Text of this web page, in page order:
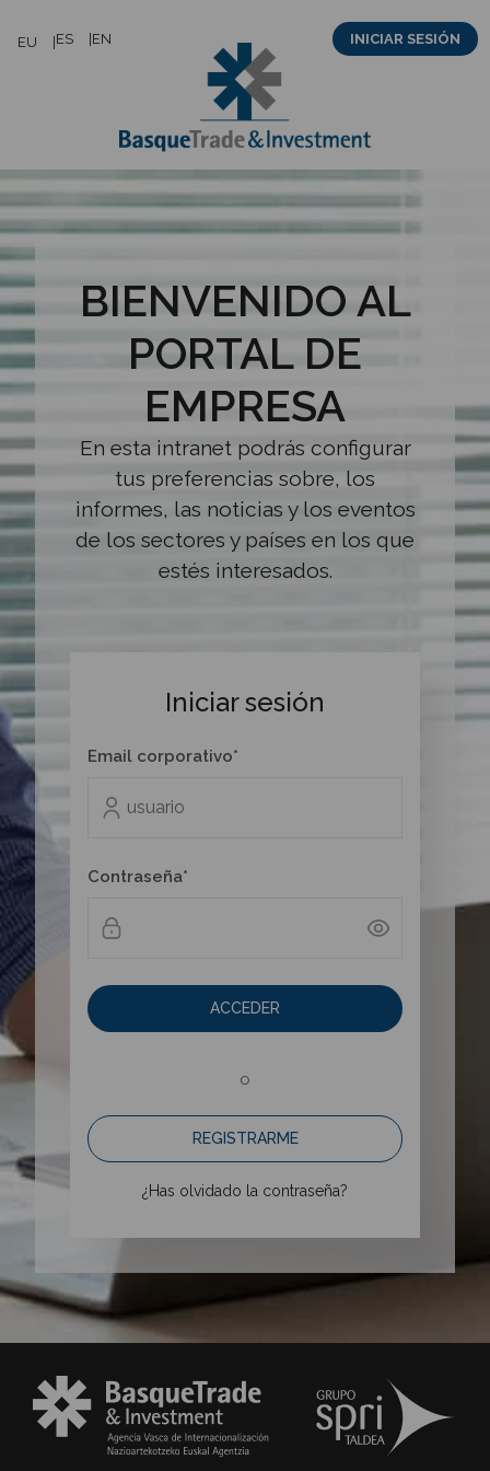
EU ES EN INICIAR SESIÓN
BIENVENIDO AL
PORTAL DE
EMPRESA
En esta intranet podrás configurar
tus preferencias sobre, los
informes, las noticias y los eventos
de los sectores y países en los que
estés interesados.
Iniciar sesión
Email corporativo*
Contraseña*
ACCEDER
o
REGISTRARME
¿Has olvidado la contraseña?